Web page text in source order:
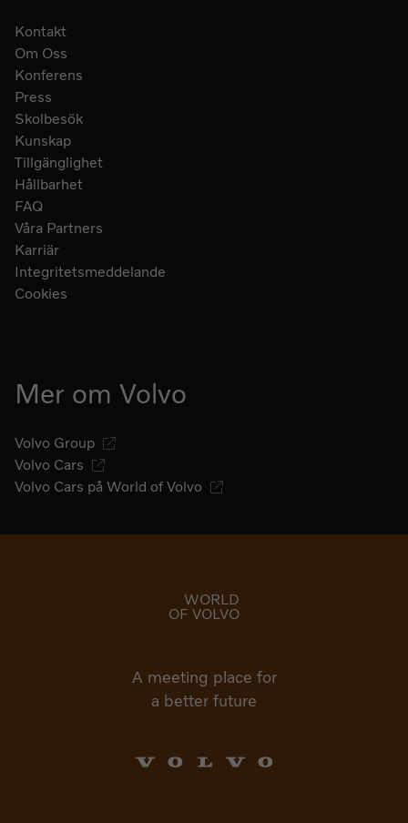
Kontakt
Om Oss
Konferens
Press
Skolbesök
Kunskap
Tillgänglighet
Hållbarhet
FAQ
Våra Partners
Karriär
Integritetsmeddelande
Cookies
Mer om Volvo
Volvo Group
Volvo Cars
Volvo Cars på World of Volvo
WORLD
OF VOLVO
Gå till startsidan
A meeting place for
a better future